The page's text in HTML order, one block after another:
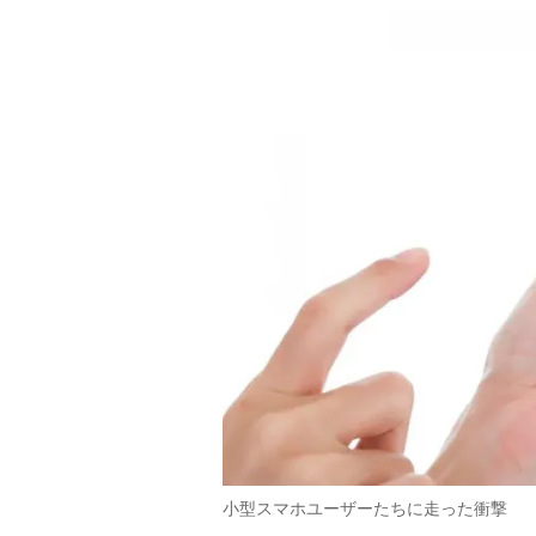
小型スマホユーザーたちに走った衝撃